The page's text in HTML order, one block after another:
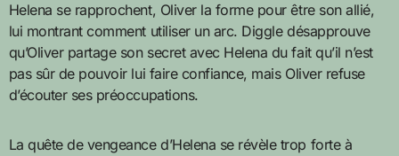
Helena se rapprochent, Oliver la forme pour être son allié,
lui montrant comment utiliser un arc. Diggle désapprouve
qu’Oliver partage son secret avec Helena du fait qu’il n’est
pas sûr de pouvoir lui faire confiance, mais Oliver refuse
d’écouter ses préoccupations.
La quête de vengeance d’Helena se révèle trop forte à